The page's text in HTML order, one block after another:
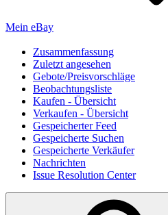
Mein eBay
Zusammenfassung
Zuletzt angesehen
Gebote/Preisvorschläge
Beobachtungsliste
Kaufen - Übersicht
Verkaufen - Übersicht
Gespeicherter Feed
Gespeicherte Suchen
Gespeicherte Verkäufer
Nachrichten
Issue Resolution Center